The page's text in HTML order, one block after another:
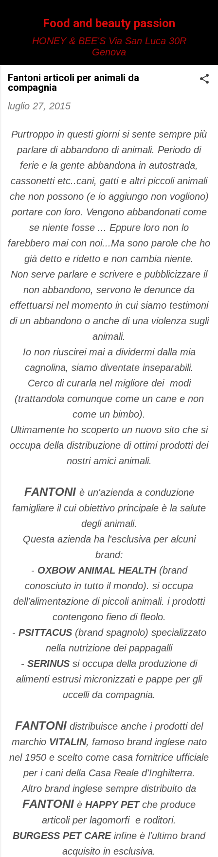
Food and beauty passion
HONEY & BEE'S Via San Luca 30R
Genova
Fantoni articoli per animali da
compagnia
luglio 27, 2015
Purtroppo in questi giorni si sente sempre più
parlare di abbandono di animali. Periodo di
ferie e la gente abbandona in autostrada,
cassonetti etc..cani, gatti e altri piccoli animali
che non possono (e io aggiungo non vogliono)
portare con loro. Vengono abbandonati come
se niente fosse ... Eppure loro non lo
farebbero mai con noi...Ma sono parole che ho
già detto e ridetto e non cambia niente.
Non serve parlare e scrivere e pubblicizzare il
non abbandono, servono le denunce da
effettuarsi nel momento in cui siamo testimoni
di un abbandono o anche di una violenza sugli
animali.
Io non riuscirei mai a dividermi dalla mia
cagnolina, siamo diventate inseparabili.
Cerco di curarla nel migliore dei modi
(trattandola comunque come un cane e non
come un bimbo).
Ultimamente ho scoperto un nuovo sito che si
occupa della distribuzione di ottimi prodotti dei
nostri amici animali.
FANTONI è un'azienda a conduzione
famigliare il cui obiettivo principale è la salute
degli animali.
Questa azienda ha l'esclusiva per alcuni
brand:
- OXBOW ANIMAL HEALTH(brand
conosciuto in tutto il mondo). si occupa
dell'alimentazione di piccoli animali. i prodotti
contengono fieno di fleolo.
- PSITTACUS(brand spagnolo) specializzato
nella nutrizione dei pappagalli
- SERINUS si occupa della produzione di
alimenti estrusi micronizzati e pappe per gli
uccelli da compagnia.
FANTONI distribuisce anche i prodotti del
marchio VITALIN, famoso brand inglese nato
nel 1950 e scelto come casa fornitrice ufficiale
per i cani della Casa Reale d'Inghilterra.
Altro brand inglese sempre distribuito da
FANTONI è HAPPY PETche produce
articoli per lagomorfi e roditori.
BURGESS PET CAREinfine è l'ultimo brand
acquisito in esclusiva.